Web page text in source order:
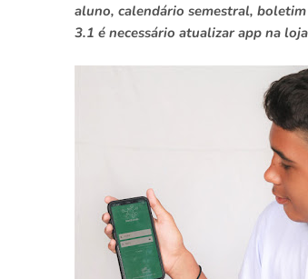
aluno, calendário semestral,
3.1 é necessário atualizar app na